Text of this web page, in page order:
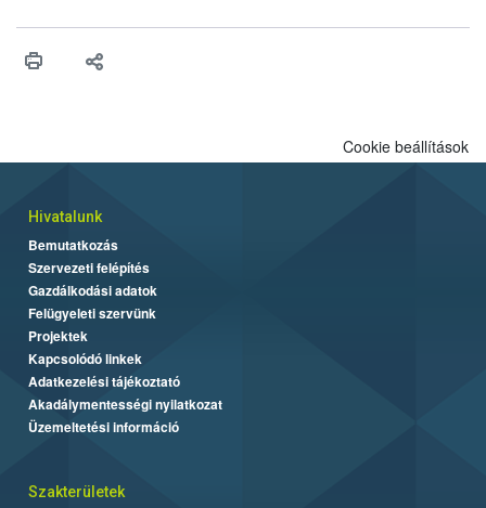
Cookie beállítások
Hivatalunk
Bemutatkozás
Szervezeti felépítés
Gazdálkodási adatok
Felügyeleti szervünk
Projektek
Kapcsolódó linkek
Adatkezelési tájékoztató
Akadálymentességi nyilatkozat
Üzemeltetési információ
Szakterületek